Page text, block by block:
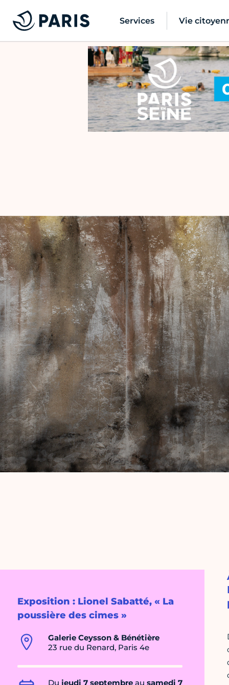
Services Vie
Exposition : Lionel Sabatté, « La
poussière des cimes »
Galerie Ceysson & Bénétière
23 rue du Renard, Paris 4e
Du jeudi 7 septembre au samedi 7